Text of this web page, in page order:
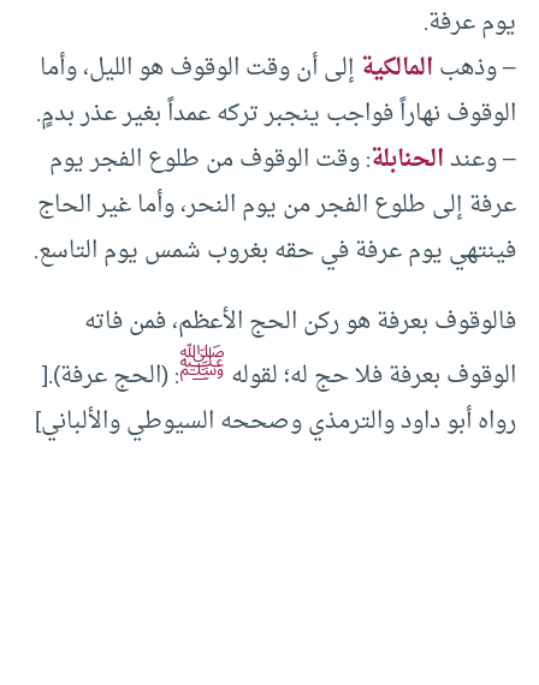
يوم عرفة.
– وذهبالمالكيةإلى أن وقت الوقوف هو الليل، وأما
الوقوف نهاراً فواجب ينجبر تركه عمداً بغير عذر بدمٍ.
– وعندالحنابلة: وقت الوقوف من طلوع الفجر يوم
عرفة إلى طلوع الفجر من يوم النحر، وأما غير الحاج
فينتهي يوم عرفة في حقه بغروب شمس يوم التاسع.
فالوقوف بعرفة هو ركن الحج الأعظم، فمن فاته
الوقوف بعرفة فلا حج له؛ لقولهﷺ: (الحج عرفة).[
رواه أبو داود والترمذي وصححه السيوطي والألباني]